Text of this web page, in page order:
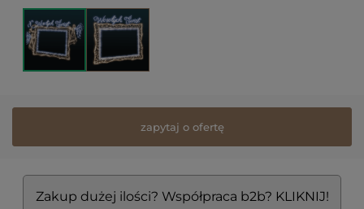
zapytaj o ofertę
Zakup dużej ilości? Współpraca b2b? KLIKNIJ!